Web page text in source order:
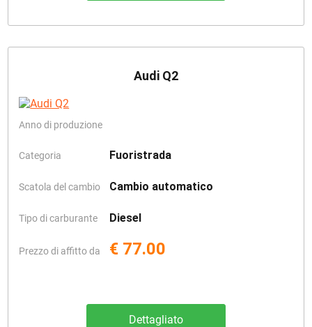
Audi Q2
Anno di produzione
Categoria Fuoristrada
Scatola del cambio Cambio automatico
Tipo di carburante Diesel
Prezzo di affitto da € 77.00
Dettagliato